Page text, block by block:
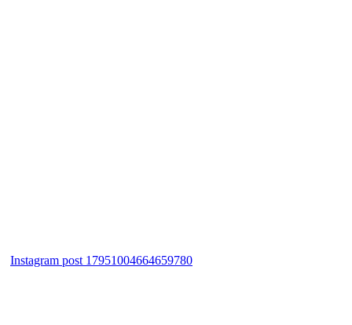
Instagram post 17951004664659780